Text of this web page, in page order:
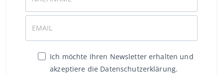
Ich möchte Ihren Newsletter erhalten und
akzeptiere die Datenschutzerklärung.